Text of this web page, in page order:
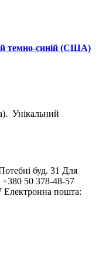
темно-синій (США)
Унікальний
буд. 31 Для
50 378-48-57
Електронна пошта: